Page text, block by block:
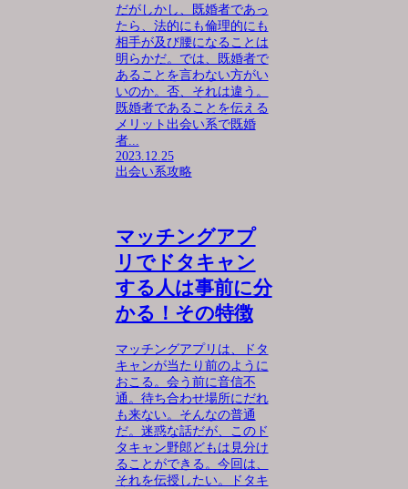
だがしかし、既婚者であっ
たら、法的にも倫理的にも
相手が及び腰になることは
明らかだ。では、既婚者で
あることを言わない方がい
いのか。否、それは違う。
既婚者であることを伝える
メリット出会い系で既婚
者...
2023.12.25
出会い系攻略
マッチングアプ
リでドタキャン
する人は事前に分
かる！その特徴
マッチングアプリは、ドタ
キャンが当たり前のように
おこる。会う前に音信不
通。待ち合わせ場所にだれ
も来ない。そんなの普通
だ。迷惑な話だが、このド
タキャン野郎どもは見分け
ることができる。今回は、
それを伝授したい。ドタキ